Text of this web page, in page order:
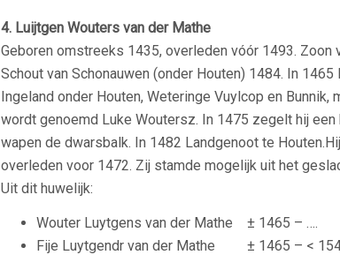
4. Luijtgen Wouters van der Mathe
Geboren omstreeks 1435, overleden vóór 1493. Zoon
Schout van Schonauwen (onder Houten) 1484. In 1465
Ingeland onder Houten, Weteringe Vuylcop en
wordt genoemd Luke Woutersz. In 1475 zegelt hij
wapen de dwarsbalk. In 1482 Landgenoot te
overleden voor 1472. Zij stamde mogelijk uit het
Uit dit huwelijk:
Wouter Luytgens van der Mathe ± 1465 – ….
Fije Luytgendr van der Mathe ± 1465 – <